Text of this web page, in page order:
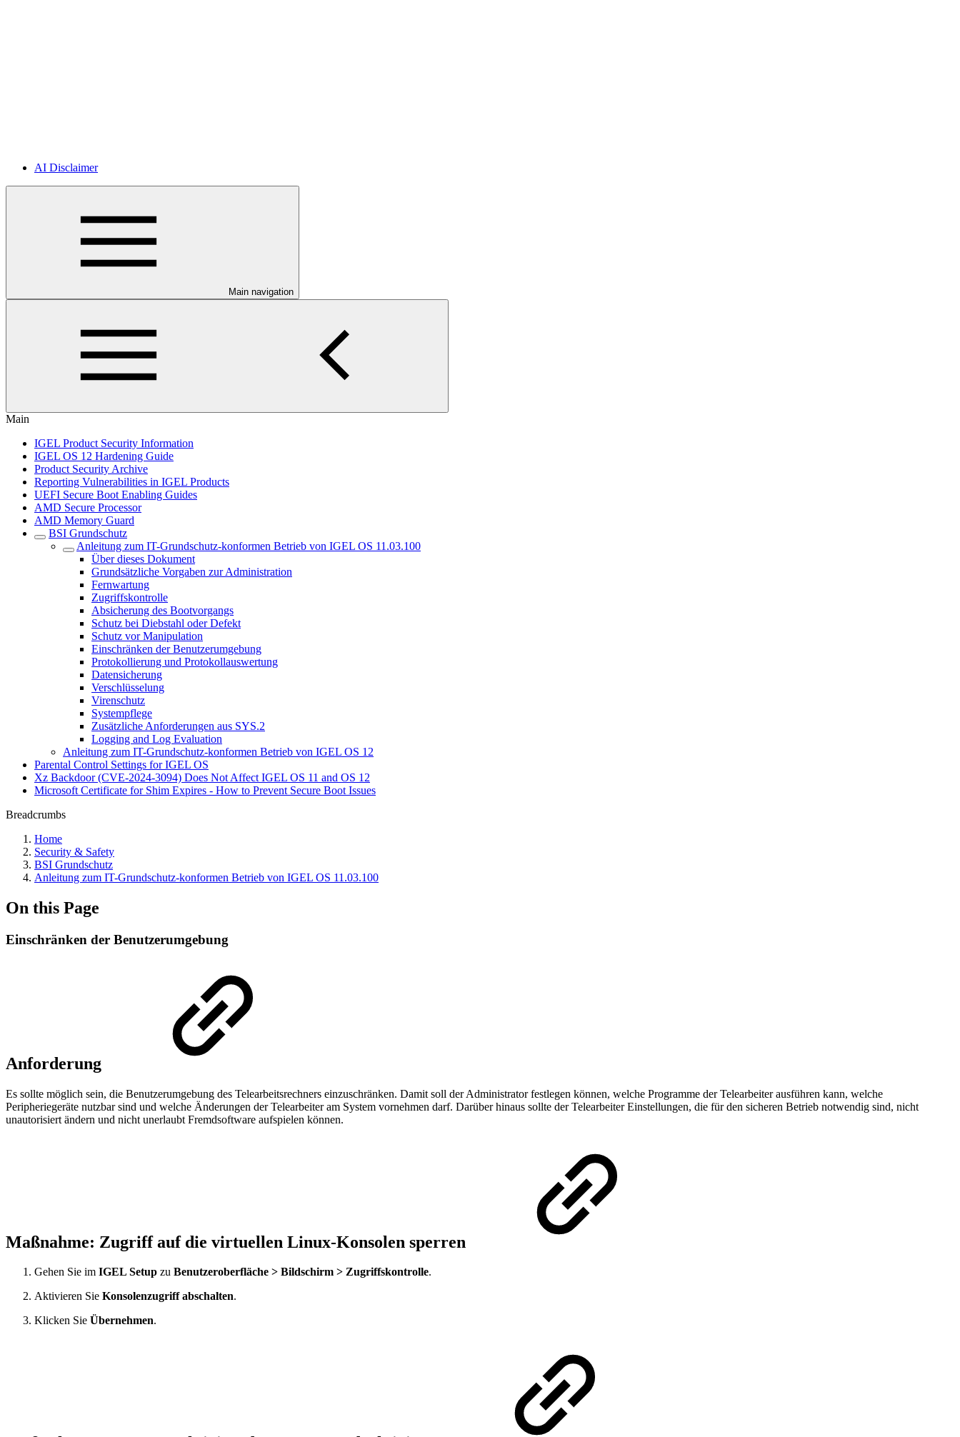
AI Disclaimer
Main navigation
Main
IGEL Product Security Information
IGEL OS 12 Hardening Guide
Product Security Archive
Reporting Vulnerabilities in IGEL Products
UEFI Secure Boot Enabling Guides
AMD Secure Processor
AMD Memory Guard
BSI Grundschutz
Anleitung zum IT-Grundschutz-konformen Betrieb von IGEL OS 11.03.100
Über dieses Dokument
Grundsätzliche Vorgaben zur Administration
Fernwartung
Zugriffskontrolle
Absicherung des Bootvorgangs
Schutz bei Diebstahl oder Defekt
Schutz vor Manipulation
Einschränken der Benutzerumgebung
Protokollierung und Protokollauswertung
Datensicherung
Verschlüsselung
Virenschutz
Systempflege
Zusätzliche Anforderungen aus SYS.2
Logging and Log Evaluation
Anleitung zum IT-Grundschutz-konformen Betrieb von IGEL OS 12
Parental Control Settings for IGEL OS
Xz Backdoor (CVE-2024-3094) Does Not Affect IGEL OS 11 and OS 12
Microsoft Certificate for Shim Expires - How to Prevent Secure Boot Issues
Breadcrumbs
Home
Security & Safety
BSI Grundschutz
Anleitung zum IT-Grundschutz-konformen Betrieb von IGEL OS 11.03.100
On this Page
Einschränken der Benutzerumgebung
Anforderung
Es sollte möglich sein, die Benutzerumgebung des Telearbeitsrechners einzuschränken. Damit soll der Administrator festlegen können, welche Programme der Telearbeiter ausführen kann, welche
Peripheriegeräte nutzbar sind und welche Änderungen der Telearbeiter am System vornehmen darf. Darüber hinaus sollte der Telearbeiter Einstellungen, die für den sicheren Betrieb notwendig sind, nicht
unautorisiert ändern und nicht unerlaubt Fremdsoftware aufspielen können.
Maßnahme: Zugriff auf die virtuellen Linux-Konsolen sperren
Gehen Sie im IGEL Setup zu Benutzeroberfläche > Bildschirm > Zugriffskontrolle.
Aktivieren Sie Konsolenzugriff abschalten.
Klicken Sie Übernehmen.